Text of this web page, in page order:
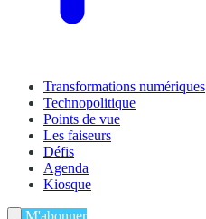
Transformations numériques
Technopolitique
Points de vue
Les faiseurs
Défis
Agenda
Kiosque
M'abonner